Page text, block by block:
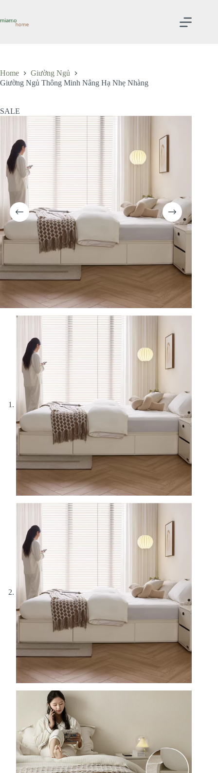
content
Home
Giường Ngủ
Giường Ngủ Thông Minh Nâng Hạ Nhẹ Nhàng
SALE